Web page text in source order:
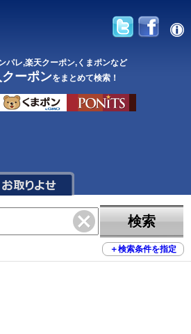
パレ,楽天クーポン,くまポンなど
ーポンをまとめて検索！
検索
＋検索条件を指定